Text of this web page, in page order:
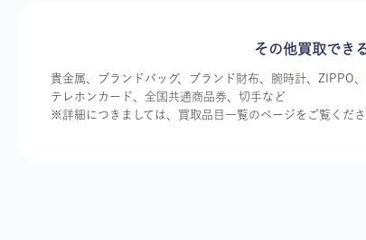
その他買取でき
貴金属、ブランドバッグ、ブランド財布、腕時計、ZIPPO
テレホンカード、全国共通商品券、切手など
※詳細につきましては、買取品目一覧のページをご覧くださ